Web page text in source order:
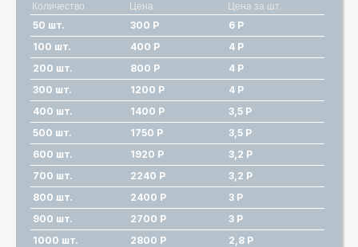
Количество Цена Цена за шт.
50 шт. 300 Р
6 Р
100 шт.
400 Р
4 Р
200 шт.
800 Р
4 Р
300 шт.
1200 Р
4 Р
400 шт.
1400 Р
3,5 Р
500 шт.
1750 Р
3,5 Р
600 шт.
1920 Р
3,2 Р
700 шт.
2240 Р
3,2 Р
800 шт.
2400 Р
3 Р
900 шт.
2700 Р
3 Р
1000 шт.
2800 Р
2,8 Р